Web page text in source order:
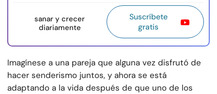
sanar y crecer
diariamente
Suscríbete
gratis
Imagínese a una pareja que alguna vez disfrutó de
hacer senderismo juntos, y ahora se está
adaptando a la vida después de que uno de los